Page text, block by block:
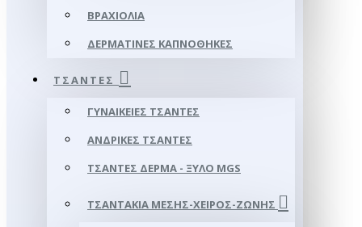
ΒΡΑΧΙΌΛΙΑ
ΔΕΡΜΆΤΙΝΕΣ ΚΑΠΝΟΘΉΚΕΣ
ΤΣΆΝΤΕΣ
ΓΥΝΑΙΚΕΊΕΣ ΤΣΆΝΤΕΣ
ΑΝΔΡΙΚΈΣ ΤΣΆΝΤΕΣ
ΤΣΆΝΤΕΣ ΔΈΡΜΑ - ΞΎΛΟ MGS
ΤΣΑΝΤΆΚΙΑ ΜΈΣΗΣ-ΧΕΙΡΌΣ-ΖΏΝΗΣ